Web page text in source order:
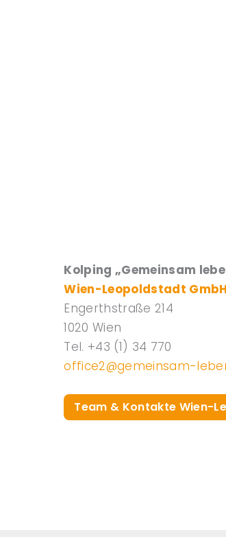
Kolping „Gemeinsam
Wien-Leopoldstadt
Engerthstraße 214
1020 Wien
Tel. +43 (1) 34 770
office2@gemeinsam-
Team & Kontakte Wien-